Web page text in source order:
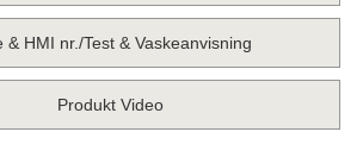
& HMI nr./Test & Vaskeanvisning
Produkt Video